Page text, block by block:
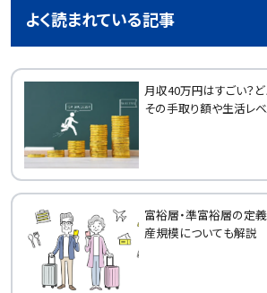
よく読まれている記事
月収40万円はすごい？
その手取り額や生活レ
富裕層・準富裕層の定義
産規模についても解説